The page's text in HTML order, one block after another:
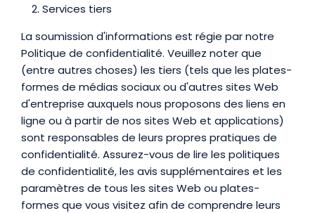
Services tiers
La soumission d'informations est régie par notre
Politique de confidentialité. Veuillez noter que
(entre autres choses) les tiers (tels que les plates-
formes de médias sociaux ou d'autres sites Web
d'entreprise auxquels nous proposons des liens en
ligne ou à partir de nos sites Web et applications)
sont responsables de leurs propres pratiques de
confidentialité. Assurez-vous de lire les politiques
de confidentialité, les avis supplémentaires et les
paramètres de tous les sites Web ou plates-
formes que vous visitez afin de comprendre leurs